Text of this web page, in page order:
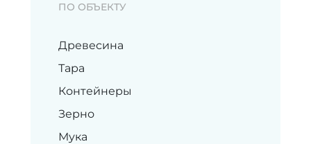
ПО ОБЪЕКТУ
Древесина
Тара
Контейнеры
Зерно
Мука